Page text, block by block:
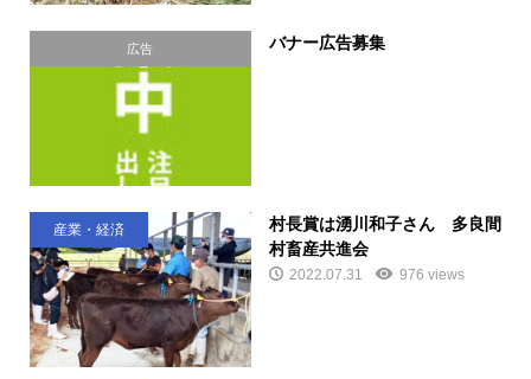
広告 バナー広告募集
産業・経済
村長賞は湧川和子さん 多良間
村畜産共進会
2022.07.31 976 views